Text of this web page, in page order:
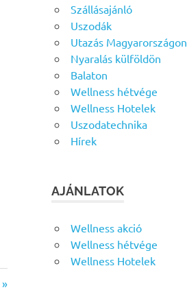
Szállásajánló
Uszodák
Utazás Magyarországon
Nyaralás külföldön
Balaton
Wellness hétvége
Wellness Hotelek
Uszodatechnika
Hírek
AJÁNLATOK
Wellness akció
Wellness hétvége
Wellness Hotelek